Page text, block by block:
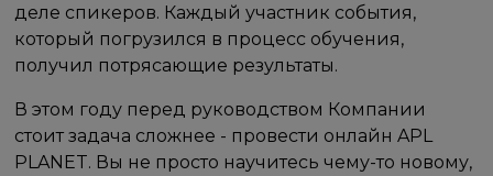
деле спикеров. Каждый участник события,
который погрузился в процесс обучения,
получил потрясающие результаты.
В этом году перед руководством Компании
стоит задача сложнее - провести онлайн APL
PLANET. Вы не просто научитесь чему-то новому,